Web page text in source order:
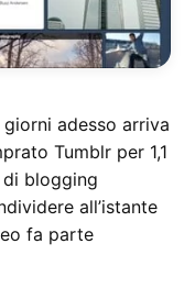
adesso arriva
Tumblr per 1,1
blogging
all’istante
fa parte